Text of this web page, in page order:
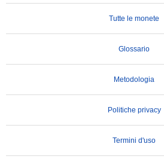
Tutte le monete
Glossario
Metodologia
Politiche privacy
Termini d'uso